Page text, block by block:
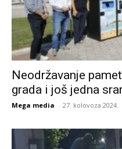
Neodržavanje
grada i još jedna
Mega media - 27. kolovoza 2024.